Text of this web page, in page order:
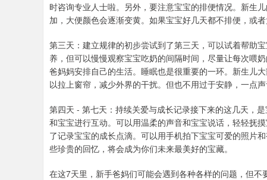
时咨询专业人士啦。另外，要注意宝宝的排便情况。新生
加，大便颜色会逐渐变黄。如果宝宝好几天都不排便，或
第三天：建立规律的初步尝试到了第三天，可以试着帮助
养，但可以慢慢观察宝宝吃奶的间隔时间，尽量让每次喂
爸妈妈安排自己的生活。睡眠也是很重要的一环。新生儿
以拉上窗帘，减少外界的干扰。但也不用过于安静，一点
第四天 - 第七天：持续关爱与成长记录接下来的这几天，
和宝宝进行互动。可以用温柔的声音和宝宝说话，轻轻抚
了记录宝宝的成长点滴。可以用手机拍下宝宝可爱的照片
些珍贵的回忆，将会成为你们未来最美好的宝藏。
在这7天里，新手爸妈们可能会遇到各种各样的问题，但